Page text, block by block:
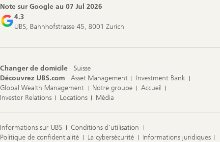
Note sur Google au 07 Jul 2026
4.3
UBS, Bahnhofstrasse 45, 8001 Zurich
Changer de domicile
Suisse
Découvrez UBS.com
Asset Management
Investment Bank
Global Wealth Management
Notre groupe
Accueil
Investor Relations
Locations Média
Informations sur UBS
Conditions d'utilisation
Politique de confidentialité
La cybersécurité
Informations juridiques